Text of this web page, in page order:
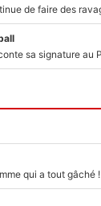
qui a tout gâché !